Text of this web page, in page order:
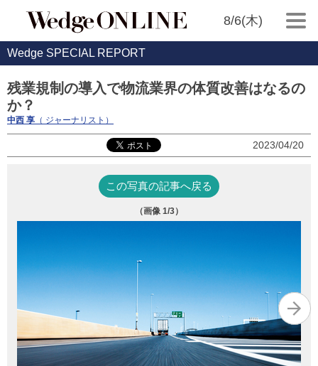
8/6(木)
Wedge SPECIAL REPORT
残業規制の導入で物流業界の体質改善はなるの
か？
中西 享 （ ジャーナリスト）
2023/04/20
この写真の記事へ戻る
（画像 1/3）